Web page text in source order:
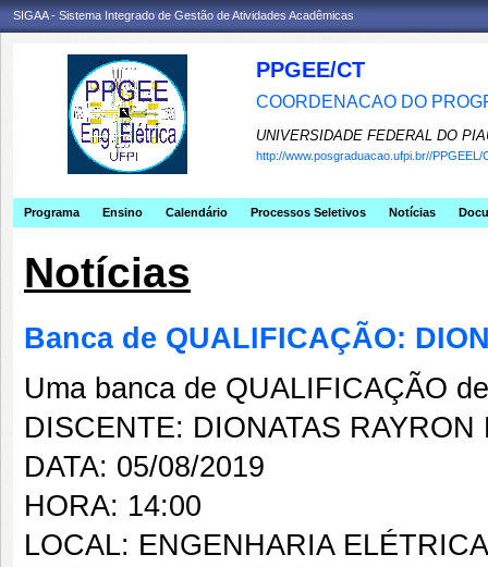
SIGAA - Sistema Integrado de Gestão de Atividades Acadêmicas
PPGEE/CT
COORDENACAO DO
UNIVERSIDADE FEDERAL DO
http://www.posgraduacao.ufpi.br//PPGEEL/
Programa Ensino Calendário Processos Seletivos Notícias
Notícias
Banca de QUALIFICAÇÃO:
Uma banca de QUALIFICAÇÃO
DISCENTE: DIONATAS RAYRON
DATA: 05/08/2019
HORA: 14:00
LOCAL: ENGENHARIA